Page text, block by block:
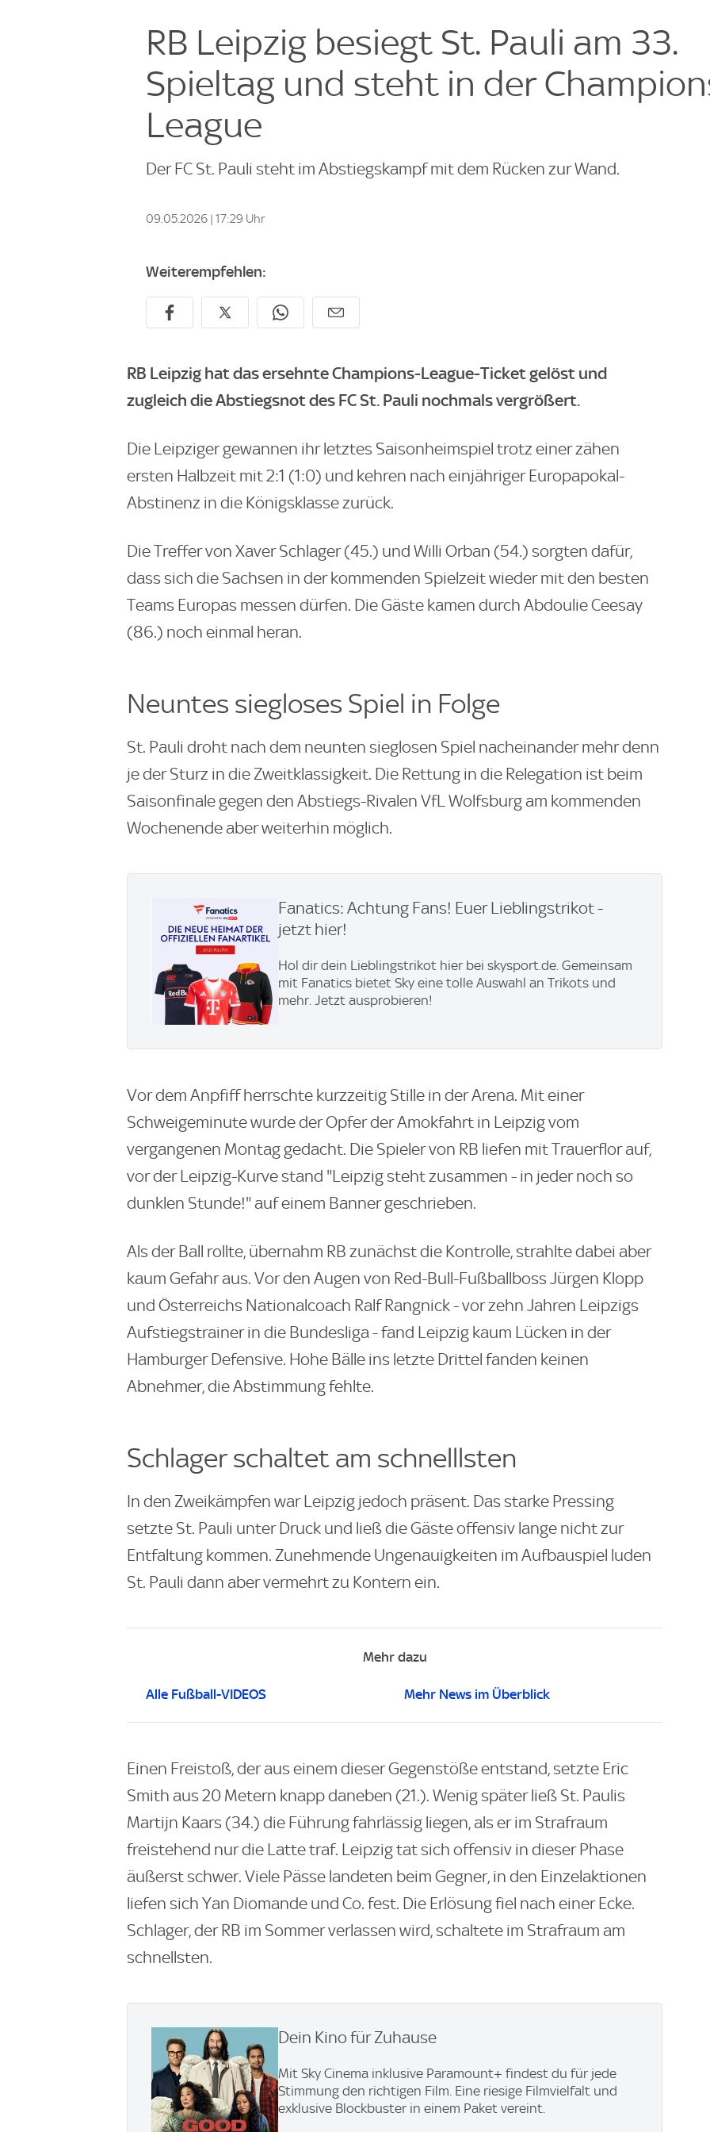
RB Leipzig besiegt St. Pauli am 33.
Spieltag und steht in der
League
Der FC St. Pauli steht im Abstiegskampf mit dem Rücken zur Wand.
09.05.2026 | 17:29 Uhr
Weiterempfehlen:
RB Leipzig hat das ersehnte Champions-League-Ticket gelöst und
zugleich die Abstiegsnot des FC St. Pauli nochmals vergrößert.
Die Leipziger gewannen ihr letztes Saisonheimspiel trotz einer zähen
ersten Halbzeit mit 2:1 (1:0) und kehren nach einjähriger Europapokal-
Abstinenz in die Königsklasse zurück.
Die Treffer von Xaver Schlager (45.) und Willi Orban (54.) sorgten dafür,
dass sich die Sachsen in der kommenden Spielzeit wieder mit den besten
Teams Europas messen dürfen. Die Gäste kamen durch Abdoulie Ceesay
(86.) noch einmal heran.
Neuntes siegloses Spiel in Folge
St. Pauli droht nach dem neunten sieglosen Spiel nacheinander mehr denn
je der Sturz in die Zweitklassigkeit. Die Rettung in die Relegation ist beim
Saisonfinale gegen den Abstiegs-Rivalen VfL Wolfsburg am kommenden
Wochenende aber weiterhin möglich.
Fanatics: Achtung Fans! Euer Lieblingstrikot -
jetzt hier!
Hol dir dein Lieblingstrikot hier bei skysport.de. Gemeinsam
mit Fanatics bietet Sky eine tolle Auswahl an Trikots und
mehr. Jetzt ausprobieren!
Vor dem Anpfiff herrschte kurzzeitig Stille in der Arena. Mit einer
Schweigeminute wurde der Opfer der Amokfahrt in Leipzig vom
vergangenen Montag gedacht. Die Spieler von RB liefen mit Trauerflor auf,
vor der Leipzig-Kurve stand "Leipzig steht zusammen - in jeder noch so
dunklen Stunde!" auf einem Banner geschrieben.
Als der Ball rollte, übernahm RB zunächst die Kontrolle, strahlte dabei aber
kaum Gefahr aus. Vor den Augen von Red-Bull-Fußballboss Jürgen Klopp
und Österreichs Nationalcoach Ralf Rangnick - vor zehn Jahren Leipzigs
Aufstiegstrainer in die Bundesliga - fand Leipzig kaum Lücken in der
Hamburger Defensive. Hohe Bälle ins letzte Drittel fanden keinen
Abnehmer, die Abstimmung fehlte.
Schlager schaltet am schnelllsten
In den Zweikämpfen war Leipzig jedoch präsent. Das starke Pressing
setzte St. Pauli unter Druck und ließ die Gäste offensiv lange nicht zur
Entfaltung kommen. Zunehmende Ungenauigkeiten im Aufbauspiel luden
St. Pauli dann aber vermehrt zu Kontern ein.
Mehr dazu
Alle Fußball-VIDEOS Mehr News im Überblick
Einen Freistoß, der aus einem dieser Gegenstöße entstand, setzte Eric
Smith aus 20 Metern knapp daneben (21.). Wenig später ließ St. Paulis
Martijn Kaars (34.) die Führung fahrlässig liegen, als er im Strafraum
freistehend nur die Latte traf. Leipzig tat sich offensiv in dieser Phase
äußerst schwer. Viele Pässe landeten beim Gegner, in den Einzelaktionen
liefen sich Yan Diomande und Co. fest. Die Erlösung fiel nach einer Ecke.
Schlager, der RB im Sommer verlassen wird, schaltete im Strafraum am
schnellsten.
Dein Kino für Zuhause
Mit Sky Cinema inklusive Paramount+​ findest du für jede
Stimmung den richtigen Film. Eine riesige Filmvielfalt und
exklusive Blockbuster in einem Paket vereint.